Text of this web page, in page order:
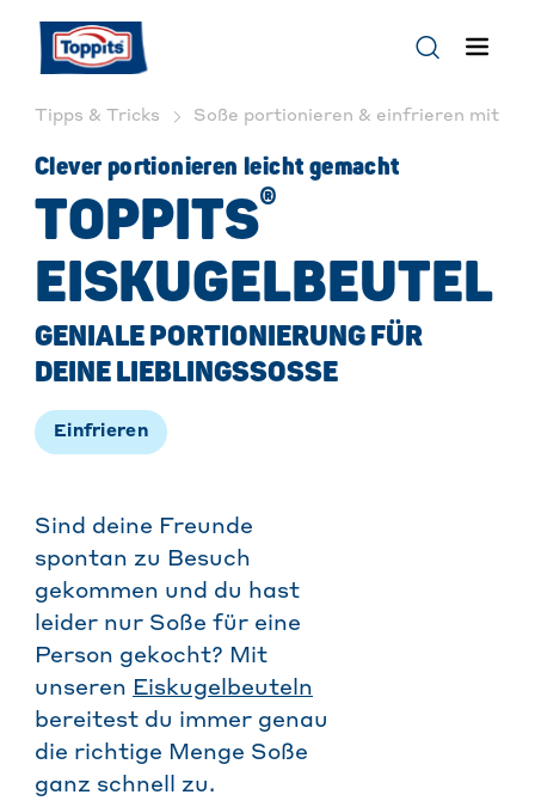
Tipps & Tricks Soße portionieren & einfrieren mit
Clever portionieren leicht gemacht
TOPPITS®
EISKUGELBEUTEL
GENIALE PORTIONIERUNG FÜR
DEINE LIEBLINGSSOSSE
Einfrieren
Sind deine Freunde
spontan zu Besuch
gekommen und du hast
leider nur Soße für eine
Person gekocht? Mit
unseren Eiskugelbeuteln
bereitest du immer genau
die richtige Menge Soße
ganz schnell zu.